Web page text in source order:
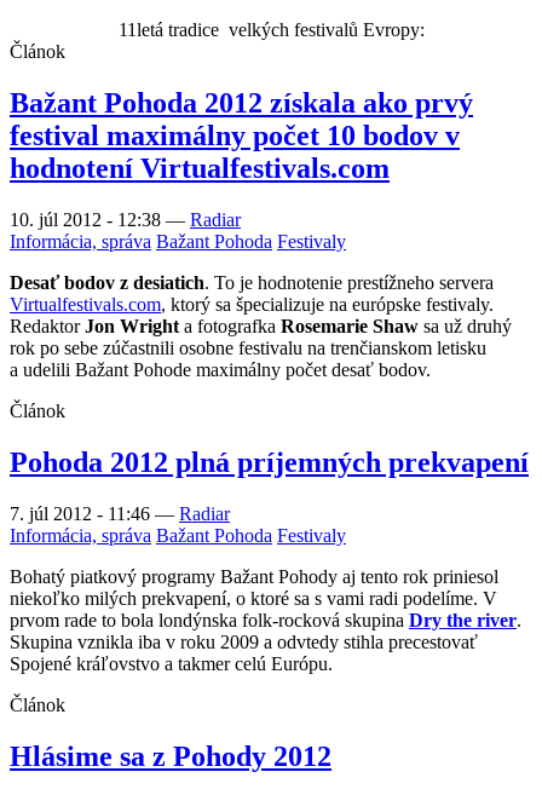
11letá tradice velkých festivalů Evropy:
Článok
Bažant Pohoda 2012 získala ako prvý
festival maximálny počet 10 bodov v
hodnotení Virtualfestivals.com
10. júl 2012 - 12:38 — Radiar
Informácia, správa Bažant Pohoda Festivaly
Desať bodov z desiatich. To je hodnotenie prestížneho servera
Virtualfestivals.com, ktorý sa špecializuje na európske festivaly.
RedaktorJon Wright a fotografka Rosemarie Shaw sa už druhý
rok po sebe zúčastnili osobne festivalu na trenčianskom letisku
a udelili Bažant Pohode maximálny počet desať bodov.
Článok
Pohoda 2012 plná príjemných prekvapení
7. júl 2012 - 11:46 — Radiar
Informácia, správa Bažant Pohoda Festivaly
Bohatý piatkový programy Bažant Pohody aj tento rok priniesol
niekoľko milých prekvapení, o ktoré sa s vami radi podelíme. V
prvom rade to bola londýnska folk-rocková skupina Dry the river.
Skupina vznikla iba v roku 2009 a odvtedy stihla precestovať
Spojené kráľovstvo a takmer celú Európu.
Článok
Hlásime sa z Pohody 2012